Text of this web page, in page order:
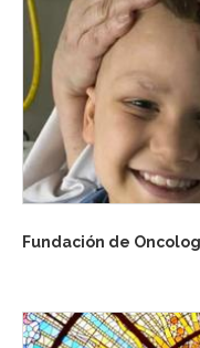
Fundación de